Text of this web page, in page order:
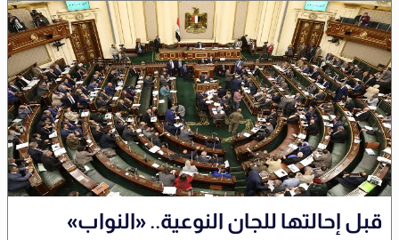
قبل إحالتها للجان النوعية.. «النواب»